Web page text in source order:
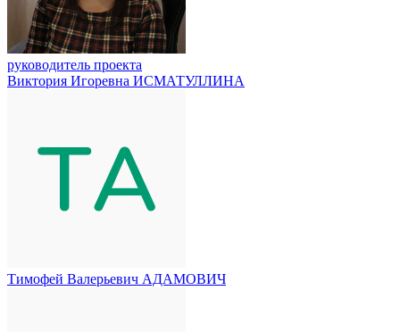
руководитель проекта
Виктория Игоревна ИСМАТУЛЛИНА
Тимофей Валерьевич АДАМОВИЧ